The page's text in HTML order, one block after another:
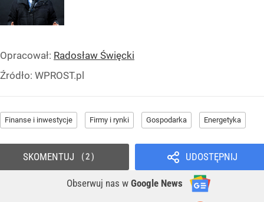
Opracował: Radosław Święcki
Źródło: WPROST.pl
Finanse i inwestycje Firmy i rynki Gospodarka Energetyka
UDOSTĘPNIJ
Obserwuj nas w Google News
SKOMENTUJ 2